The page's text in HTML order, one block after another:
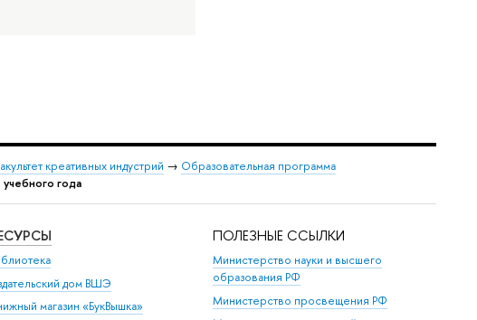
креативных индустрий → Образовательная программа
года
дом ВШЭ
магазин «БукВышка»
ПОЛЕЗНЫЕ ССЫЛКИ
Министерство науки и высшего
образования РФ
Министерство просвещения РФ